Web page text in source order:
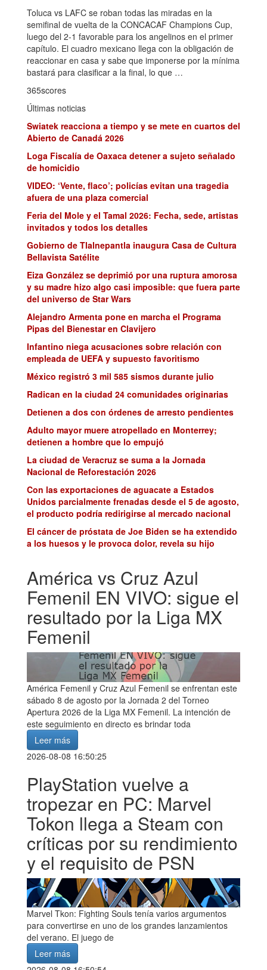
Toluca vs LAFC se roban todas las miradas en la
semifinal de vuelta de la CONCACAF Champions Cup,
luego del 2-1 favorable para los angelinos en el primer
capítulo. El cuadro mexicano llega con la obligación de
reaccionar en casa y sabe que imponerse por la mínima
bastará para clasificar a la final, lo que …
365scores
Últimas noticias
Swiatek reacciona a tiempo y se mete en cuartos del
Abierto de Canadá 2026
Loga Fiscalía de Oaxaca detener a sujeto señalado
de homicidio
VIDEO: ‘Vente, flaco’; policías evitan una tragedia
afuera de una plaza comercial
Feria del Mole y el Tamal 2026: Fecha, sede, artistas
invitados y todos los detalles
Gobierno de Tlalnepantla inaugura Casa de Cultura
Bellavista Satélite
Eiza González se deprimió por una ruptura amorosa
y su madre hizo algo casi imposible: que fuera parte
del universo de Star Wars
Alejandro Armenta pone en marcha el Programa
Pipas del Bienestar en Clavijero
Infantino niega acusaciones sobre relación con
empleada de UEFA y supuesto favoritismo
México registró 3 mil 585 sismos durante julio
Radican en la ciudad 24 comunidades originarias
Detienen a dos con órdenes de arresto pendientes
Adulto mayor muere atropellado en Monterrey;
detienen a hombre que lo empujó
La ciudad de Veracruz se suma a la Jornada
Nacional de Reforestación 2026
Con las exportaciones de aguacate a Estados
Unidos parcialmente frenadas desde el 5 de agosto,
el producto podría redirigirse al mercado nacional
El cáncer de próstata de Joe Biden se ha extendido
a los huesos y le provoca dolor, revela su hijo
América vs Cruz Azul
Femenil EN VIVO: sigue el
resultado por la Liga MX
Femenil
América Femenil y Cruz Azul Femenil se enfrentan este
sábado 8 de agosto por la Jornada 2 del Torneo
Apertura 2026 de la Liga MX Femenil. La intención de
este seguimiento en directo es brindar toda
Leer más
2026-08-08 16:50:25
PlayStation vuelve a
tropezar en PC: Marvel
Tokon llega a Steam con
críticas por su rendimiento
y el requisito de PSN
Marvel Tkon: Fighting Souls tenía varios argumentos
para convertirse en uno de los grandes lanzamientos
del verano. El juego de
Leer más